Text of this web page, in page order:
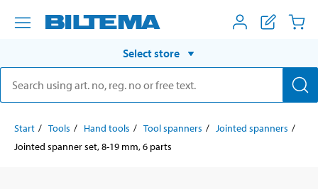
Select store
Start Tools Hand tools Tool spanners
Jointed spanners
Jointed spanner set, 8-19 mm, 6 parts